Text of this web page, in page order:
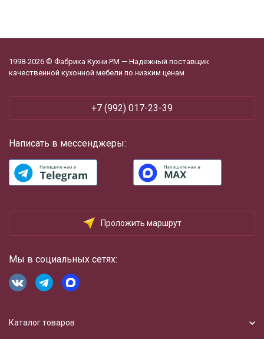
1998-2026 © Фабрика Кухни РМ — Надежный поставщик
качественной кухонной мебели по низким ценам
+7 (992) 017-23-39
Написать в мессенджеры:
Проложить маршрут
Мы в социальных сетях:
Каталог товаров